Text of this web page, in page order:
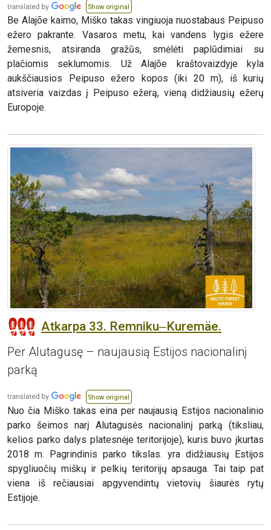
Show original
Be Alajõe kaimo, Miško takas vingiuoja nuostabaus Peipuso
ežero pakrante. Vasaros metu, kai vandens lygis ežere
žemesnis, atsiranda gražūs, smėlėti paplūdimiai su
plačiomis seklumomis. Už Alajõe kraštovaizdyje kyla
aukščiausios Peipuso ežero kopos (iki 20 m), iš kurių
atsiveria vaizdas į Peipuso ežerą, vieną didžiausių ežerų
Europoje.
Atkarpa 33. Remniku‒Kuremäe.
Per Alutagusę – naujausią Estijos nacionalinį
parką
Show original
Nuo čia Miško takas eina per naujausią Estijos nacionalinio
parko šeimos narį Alutagusės nacionalinį parką (tiksliau,
kelios parko dalys platesnėje teritorijoje), kuris buvo įkurtas
2018 m. Pagrindinis parko tikslas. yra didžiausių Estijos
spygliuočių miškų ir pelkių teritorijų apsauga. Tai taip pat
viena iš rečiausiai apgyvendintų vietovių šiaurės rytų
Estijoje.